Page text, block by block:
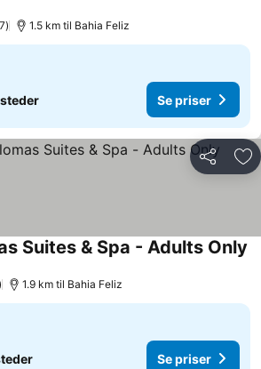
1.5 km til Bahia Feliz
Se priser
Del
Suites & Spa - Adults Only
1.9 km til Bahia Feliz
Se priser